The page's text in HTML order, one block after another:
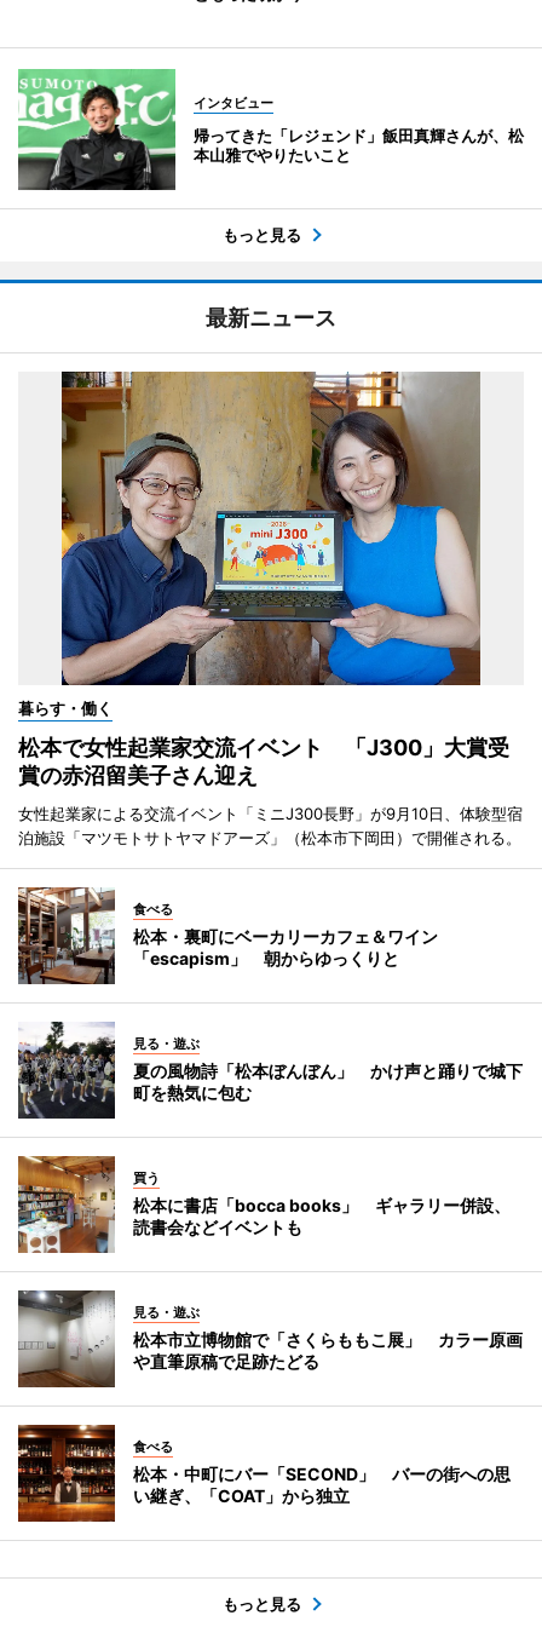
インタビュー
帰ってきた「レジェンド」飯田真輝さんが、松
本山雅でやりたいこと
もっと見る
最新ニュース
暮らす・働く
松本で女性起業家交流イベント 「J300」大賞受
賞の赤沼留美子さん迎え
女性起業家による交流イベント「ミニJ300長野」が9月10日、体験型宿
泊施設「マツモトサトヤマドアーズ」（松本市下岡田）で開催される。
食べる
松本・裏町にベーカリーカフェ＆ワイン
「escapism」 朝からゆっくりと
見る・遊ぶ
夏の風物詩「松本ぼんぼん」 かけ声と踊りで城下
町を熱気に包む
買う
松本に書店「bocca books」 ギャラリー併設、
読書会などイベントも
見る・遊ぶ
松本市立博物館で「さくらももこ展」 カラー原画
や直筆原稿で足跡たどる
食べる
松本・中町にバー「SECOND」 バーの街への思
い継ぎ、「COAT」から独立
もっと見る